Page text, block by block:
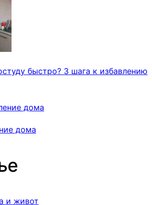
быстро? 3 шага к избавлению
дома